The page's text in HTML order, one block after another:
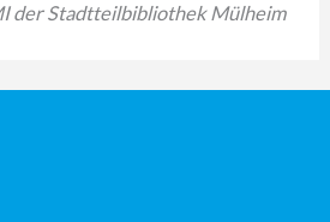
der Stadtteilbibliothek Mülheim